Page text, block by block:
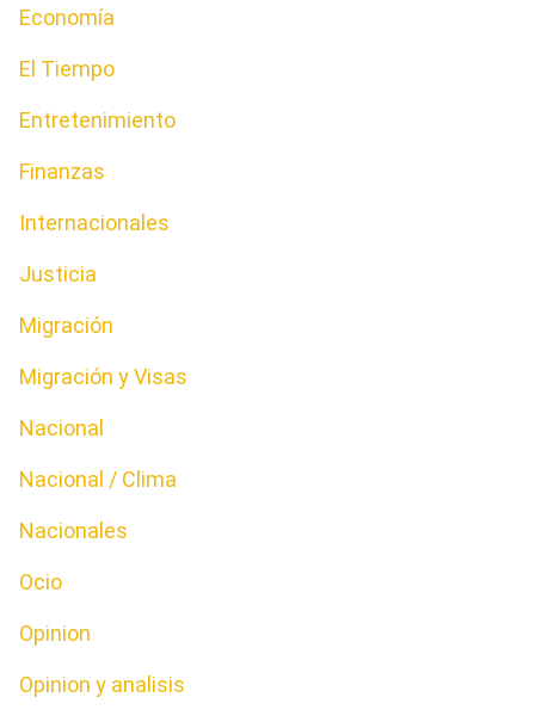
Economía
El Tiempo
Entretenimiento
Finanzas
Internacionales
Justicia
Migración
Migración y Visas
Nacional
Nacional / Clima
Nacionales
Ocio
Opinion
Opinion y analisis